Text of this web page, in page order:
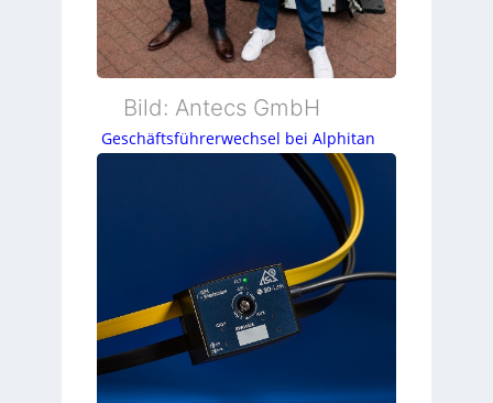
Bild: Antecs GmbH
Geschäftsführerwechsel bei Alphitan